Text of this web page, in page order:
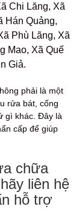
Chi Lăng, Xã
Hán Quảng,
Phù Lãng, Xã
Mao, Xã Quế
Giả.
phải là một
rửa bát, cống
gì khác. Đây là
cấp để giúp
chữa
liên hệ
hỗ trợ